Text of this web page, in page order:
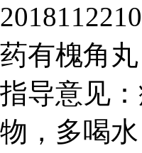
药有槐角
指导意见
物，多喝